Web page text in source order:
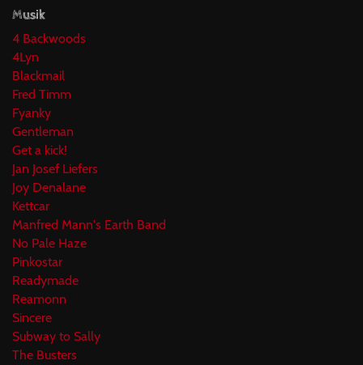
Musik
4 Backwoods
4Lyn
Blackmail
Fred Timm
Fyanky
Gentleman
Get a kick!
Jan Josef Liefers
Joy Denalane
Kettcar
Manfred Mann's Earth Band
No Pale Haze
Pinkostar
Readymade
Reamonn
Sincere
Subway to Sally
The Busters